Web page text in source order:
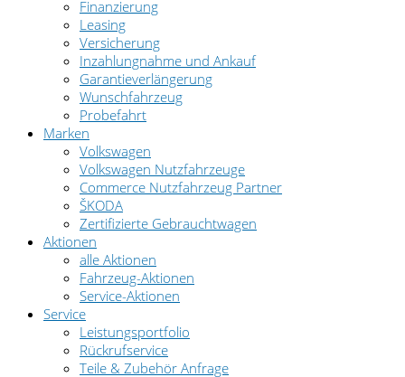
Finanzierung
Leasing
Versicherung
Inzahlungnahme und Ankauf
Garantieverlängerung
Wunschfahrzeug
Probefahrt
Marken
Volkswagen
Volkswagen Nutzfahrzeuge
Commerce Nutzfahrzeug Partner
ŠKODA
Zertifizierte Gebrauchtwagen
Aktionen
alle Aktionen
Fahrzeug-Aktionen
Service-Aktionen
Service
Leistungsportfolio
Rückrufservice
Teile & Zubehör Anfrage